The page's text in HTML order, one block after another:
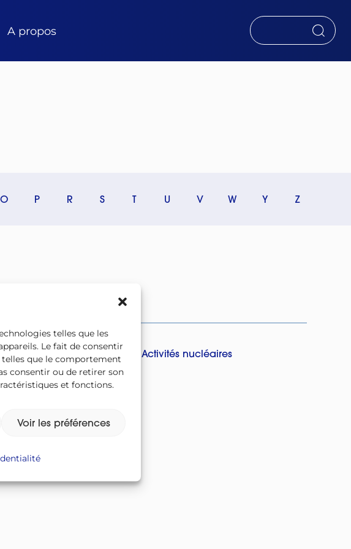
telles que les
Le fait de consentir
que le comportement
consentir ou de retirer son
et fonctions.
Voir les préférences
A propos
RECHERCHER
O P R S U V W Y Z
Activités nucléaires